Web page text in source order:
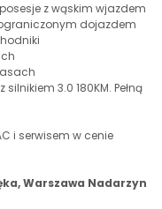
z wąskim wjazdem
dojazdem
z silnikiem 3.0 180KM. Pełną
i serwisem w cenie
Warszawa Nadarzyn